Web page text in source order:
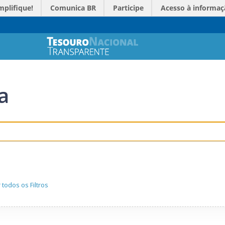
Comunica BR Participe Acesso à
todos os Filtros